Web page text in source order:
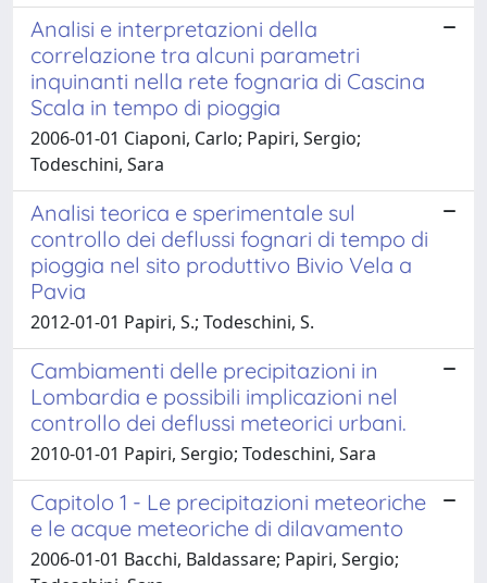
Analisi e interpretazioni della
correlazione tra alcuni parametri
inquinanti nella rete fognaria di Cascina
Scala in tempo di pioggia
2006-01-01 Ciaponi, Carlo; Papiri, Sergio;
Todeschini, Sara
Analisi teorica e sperimentale sul
controllo dei deflussi fognari di tempo di
pioggia nel sito produttivo Bivio Vela a
Pavia
2012-01-01 Papiri, S.; Todeschini, S.
Cambiamenti delle precipitazioni in
Lombardia e possibili implicazioni nel
controllo dei deflussi meteorici urbani.
2010-01-01 Papiri, Sergio; Todeschini, Sara
Capitolo 1 - Le precipitazioni meteoriche
e le acque meteoriche di dilavamento
2006-01-01 Bacchi, Baldassare; Papiri, Sergio;